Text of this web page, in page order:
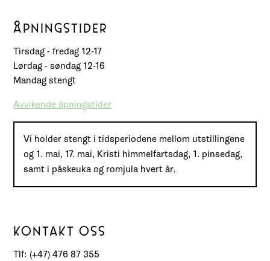
ÅPNINGSTIDER
Tirsdag - fredag 12-17
Lørdag - søndag 12-16
Mandag stengt
Avvikende åpningstider
Vi holder stengt i tidsperiodene mellom utstillingene
og 1. mai, 17. mai, Kristi himmelfartsdag, 1. pinsedag,
samt i påskeuka og romjula hvert år.
KONTAKT OSS
Tlf: (+47) 476 87 355